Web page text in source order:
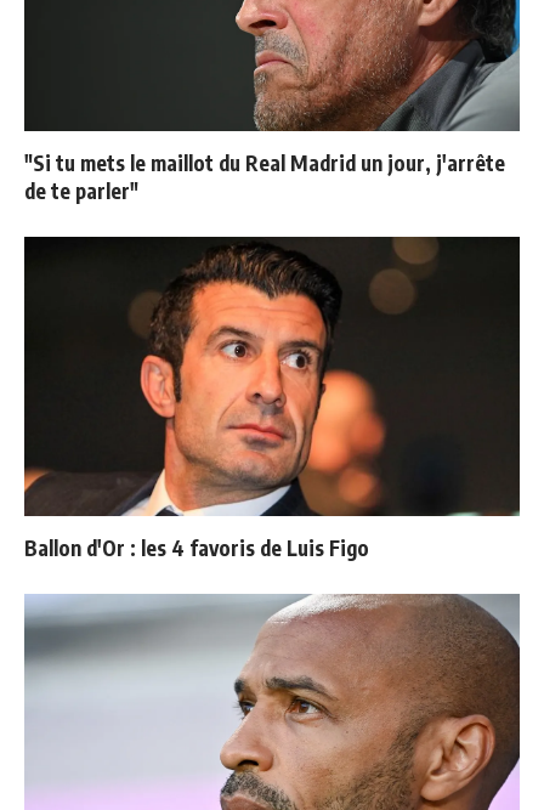
"Si tu mets le maillot du Real Madrid un jour, j'arrête
de te parler"
Ballon d'Or : les 4 favoris de Luis Figo